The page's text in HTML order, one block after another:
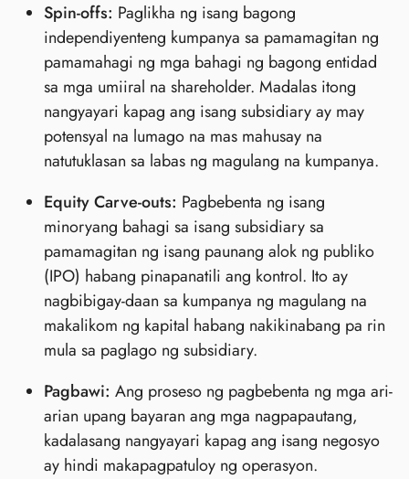
Spin-offs: Paglikha ng isang bagong
independiyenteng kumpanya sa pamamagitan ng
pamamahagi ng mga bahagi ng bagong entidad
sa mga umiiral na shareholder. Madalas itong
nangyayari kapag ang isang subsidiary ay may
potensyal na lumago na mas mahusay na
natutuklasan sa labas ng magulang na kumpanya.
Equity Carve-outs: Pagbebenta ng isang
minoryang bahagi sa isang subsidiary sa
pamamagitan ng isang paunang alok ng publiko
(IPO) habang pinapanatili ang kontrol. Ito ay
nagbibigay-daan sa kumpanya ng magulang na
makalikom ng kapital habang nakikinabang pa rin
mula sa paglago ng subsidiary.
Pagbawi: Ang proseso ng pagbebenta ng mga ari-
arian upang bayaran ang mga nagpapautang,
kadalasang nangyayari kapag ang isang negosyo
ay hindi makapagpatuloy ng operasyon.